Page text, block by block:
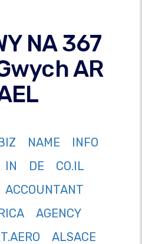
NA 367
AR
NAME
INFO
IN DE
CO.IL
ACCOUNTANT
AGENCY
ALSACE